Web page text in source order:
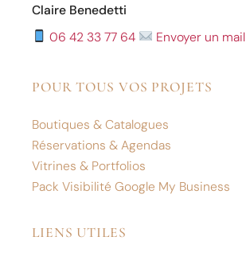
Claire Benedetti
06 42 33 77 64
Envoyer un mail
POUR TOUS VOS PROJETS
Boutiques & Catalogues
Réservations & Agendas
Vitrines & Portfolios
Pack Visibilité Google My Business
LIENS UTILES